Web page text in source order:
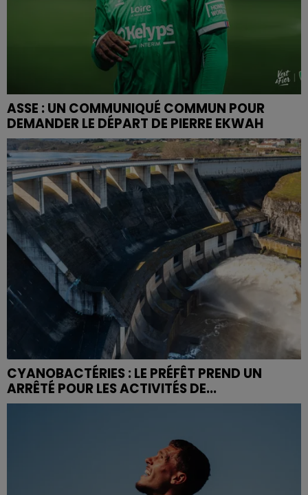
ASSE : UN COMMUNIQUÉ COMMUN POUR
DEMANDER LE DÉPART DE PIERRE EKWAH
CYANOBACTÉRIES : LE PRÉFÊT PREND UN
ARRÊTÉ POUR LES ACTIVITÉS DE...